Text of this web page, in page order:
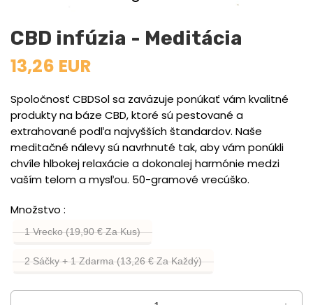
CBD infúzia - Meditácia
13,26 EUR
Spoločnosť CBDSol sa zaväzuje ponúkať vám kvalitné
produkty na báze CBD, ktoré sú pestované a
extrahované podľa najvyšších štandardov. Naše
meditačné nálevy sú navrhnuté tak, aby vám ponúkli
chvíle hlbokej relaxácie a dokonalej harmónie medzi
vaším telom a mysľou. 50-gramové vrecúško.
Množstvo
1 Vrecko (19,90 € Za Kus)
2 Sáčky + 1 Zdarma (13,26 € Za Každý)